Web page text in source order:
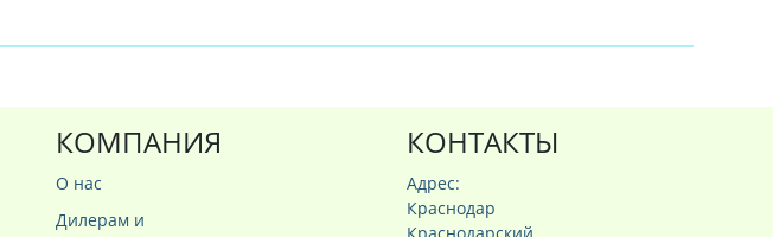
КОМПАНИЯ
О нас
Дилерам и
КОНТАКТЫ
Адрес:
Краснодар